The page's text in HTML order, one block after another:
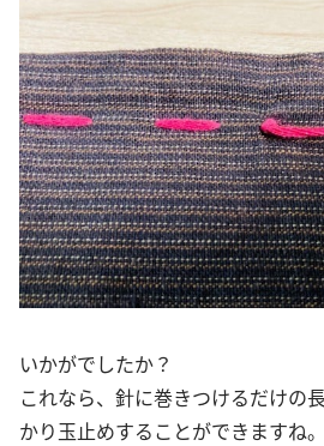
いかがでしたか？
これなら、針に巻きつけるだけの
かり玉止めすることができますね。